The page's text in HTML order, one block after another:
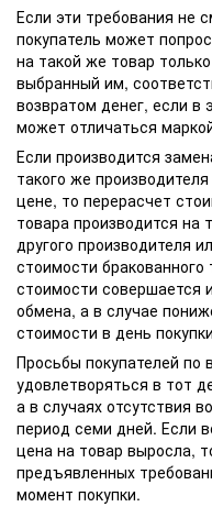
Если эти требования не
покупатель может
на такой же товар
выбранный им,
возвратом денег, если в
может отличаться
Если производится
такого же
цене, то перерасчет
товара производится на
другого производителя
стоимости
стоимости совершается
обмена, а в случае
стоимости в день
Просьбы покупателей по
удовлетворяться в тот
а в случаях отсутствия
период семи дней. Если
цена на товар выросла,
предъявленных
момент покупки.